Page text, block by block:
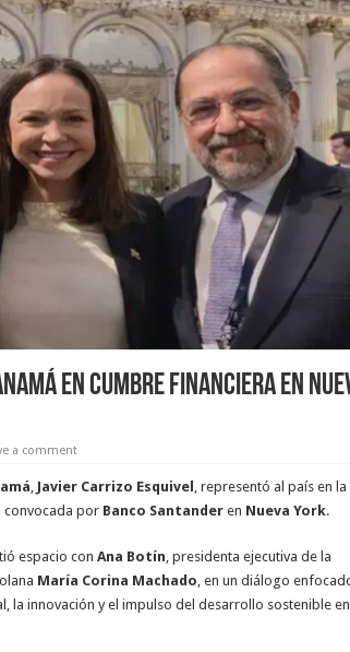
en cumbre financiera en
a comment
, Javier Carrizo Esquivel , representó al país en la
convocada por Banco Santander en Nueva York.
espacio con Ana Botín, presidenta ejecutiva de la
María Corina Machado, en un diálogo
la innovación y el impulso del desarrollo sostenible en